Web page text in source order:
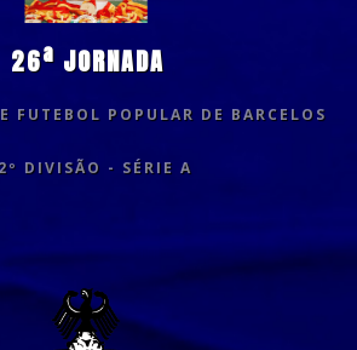
26ª JORNADA
FUTEBOL POPULAR DE BARCELOS
DIVISÃO - SÉRIE A